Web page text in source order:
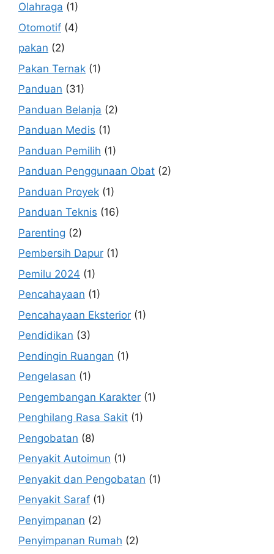
Olahraga (1)
Otomotif (4)
pakan (2)
Pakan Ternak (1)
Panduan (31)
Panduan Belanja (2)
Panduan Medis (1)
Panduan Pemilih (1)
Panduan Penggunaan Obat (2)
Panduan Proyek (1)
Panduan Teknis (16)
Parenting (2)
Pembersih Dapur (1)
Pemilu 2024 (1)
Pencahayaan (1)
Pencahayaan Eksterior (1)
Pendidikan (3)
Pendingin Ruangan (1)
Pengelasan (1)
Pengembangan Karakter (1)
Penghilang Rasa Sakit (1)
Pengobatan (8)
Penyakit Autoimun (1)
Penyakit dan Pengobatan (1)
Penyakit Saraf (1)
Penyimpanan (2)
Penyimpanan Rumah (2)